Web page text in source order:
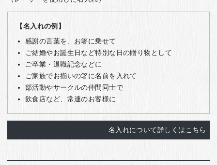
【名入れの例】
感謝の言葉を、お箸に乗せて
ご結婚やお誕生日など特別な日の贈り物として
ご卒業・退職記念などに
ご家族でお揃いの箸に名前を入れて
部活動やサークルの仲間同士で
飲食店など、常連のお客様に
名入れについて詳しくはこちら